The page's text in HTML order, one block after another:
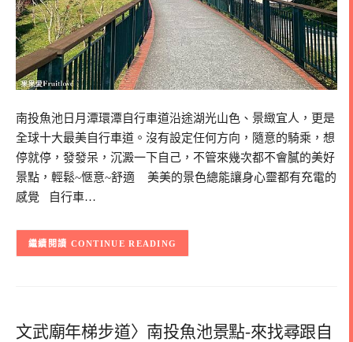
南投魚池日月潭環潭自行車道沿途湖光山色、景緻宜人，更是
全球十大最美自行車道。沒有設定任何方向，隨意的騎乘，想
停就停，發發呆，沉澱一下自己，不管來幾次都不會膩的美好
景點，輕鬆~愜意~舒適 美美的景色總能讓身心靈都有充電的
感覺 自行車…
CONTINUE READING
文武廟年梯步道〉南投魚池景點-來找尋跟自